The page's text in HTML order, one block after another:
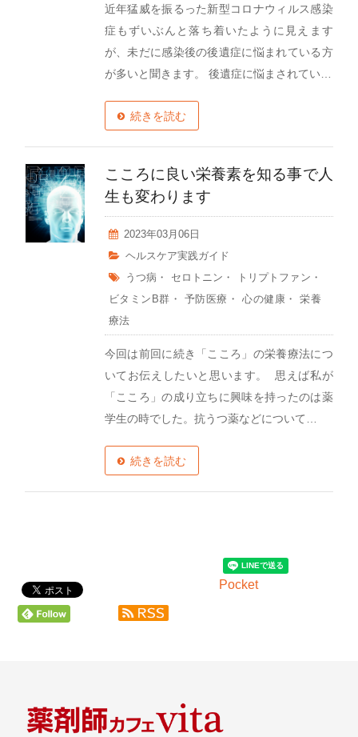
近年猛威を振るった新型コロナウィルス感染
症もずいぶんと落ち着いたように見えます
が、未だに感染後の後遺症に悩まれている方
が多いと聞きます。 後遺症に悩まされてい…
続きを読む
こころに良い栄養素を知る事で人
生も変わります
2023年03月06日
ヘルスケア実践ガイド
うつ病 ・ セロトニン ・ トリプトファン ・
ビタミンB群 ・ 予防医療 ・ 心の健康 ・栄養
療法
今回は前回に続き「こころ」の栄養療法につ
いてお伝えしたいと思います。 思えば私が
「こころ」の成り立ちに興味を持ったのは薬
学生の時でした。抗うつ薬などについて…
続きを読む
Pocket